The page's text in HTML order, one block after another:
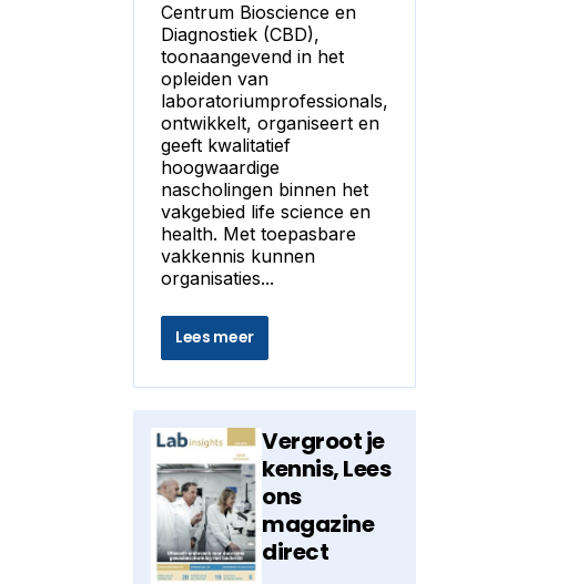
Centrum Bioscience en
Diagnostiek (CBD),
toonaangevend in het
opleiden van
laboratoriumprofessionals,
ontwikkelt, organiseert en
geeft kwalitatief
hoogwaardige
nascholingen binnen het
vakgebied life science en
health. Met toepasbare
vakkennis kunnen
organisaties...
Lees meer
Vergroot je
kennis, Lees
ons
magazine
direct